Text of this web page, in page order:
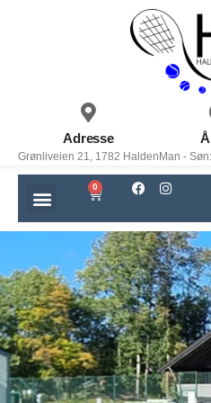
Adresse
Grønliveien 21, 1782 Halden Man -
0